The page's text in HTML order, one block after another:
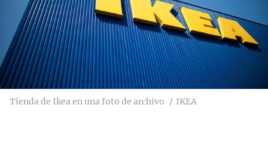
Tienda de Ikea en una foto de archivo IKEA